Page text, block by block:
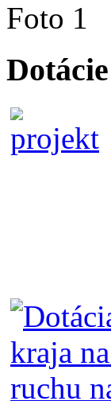
Foto 1
Dotácie